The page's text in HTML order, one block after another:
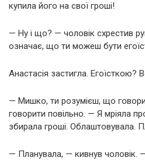
купила його на свої гроші!
— Ну і що? — чоловік схрестив
означає, що ти можеш бути
Анастасія застигла. Егоїсткою?
— Мишко, ти розумієш, що
говорити повільно. — Я мріяла
збирала гроші. Облаштовувала.
— Планувала, — кивнув чоловік.